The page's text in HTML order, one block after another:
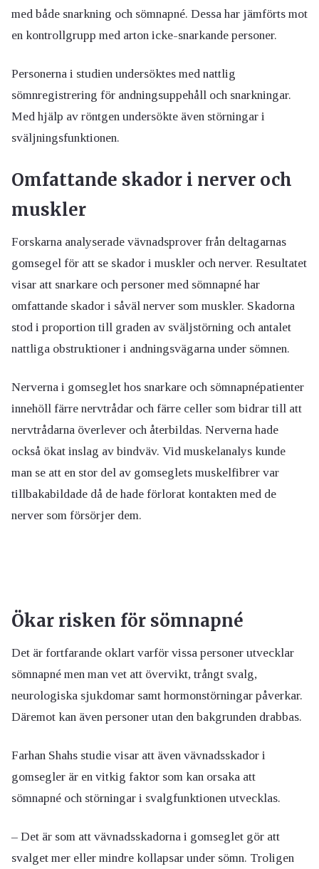
med både snarkning och sömnapné. Dessa har jämförts mot
en kontrollgrupp med arton icke-snarkande personer.
Personerna i studien undersöktes med nattlig
sömnregistrering för andningsuppehåll och snarkningar.
Med hjälp av röntgen undersökte även störningar i
sväljningsfunktionen.
Omfattande skador i nerver och
muskler
Forskarna analyserade vävnadsprover från deltagarnas
gomsegel för att se skador i muskler och nerver. Resultatet
visar att snarkare och personer med sömnapné har
omfattande skador i såväl nerver som muskler. Skadorna
stod i proportion till graden av sväljstörning och antalet
nattliga obstruktioner i andningsvägarna under sömnen.
Nerverna i gomseglet hos snarkare och sömnapnépatienter
innehöll färre nervtrådar och färre celler som bidrar till att
nervtrådarna överlever och återbildas. Nerverna hade
också ökat inslag av bindväv. Vid muskelanalys kunde
man se att en stor del av gomseglets muskelfibrer var
tillbakabildade då de hade förlorat kontakten med de
nerver som försörjer dem.
Ökar risken för sömnapné
Det är fortfarande oklart varför vissa personer utvecklar
sömnapné men man vet att övervikt, trångt svalg,
neurologiska sjukdomar samt hormonstörningar påverkar.
Däremot kan även personer utan den bakgrunden drabbas.
Farhan Shahs studie visar att även vävnadsskador i
gomsegler är en vitkig faktor som kan orsaka att
sömnapné och störningar i svalgfunktionen utvecklas.
– Det är som att vävnadsskadorna i gomseglet gör att
svalget mer eller mindre kollapsar under sömn. Troligen